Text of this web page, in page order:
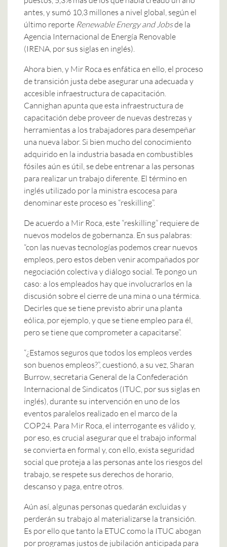
antes, y sumó 10,3 millones a nivel global, según el
último reporte Renewable Energy and Jobsde la
Agencia Internacional de Energía Renovable
(IRENA, por sus siglas en inglés).
Ahora bien, y Mir Roca es enfática en ello, el proceso
de transición justa debe asegurar una adecuada y
accesible infraestructura de capacitación.
Cannighan apunta que esta infraestructura de
capacitación debe proveer de nuevas destrezas y
herramientas a los trabajadores para desempeñar
una nueva labor. Si bien mucho del conocimiento
adquirido en la industria basada en combustibles
fósiles aún es útil, se debe entrenar a las personas
para realizar un trabajo diferente. El término en
inglés utilizado por la ministra escocesa para
denominar este proceso es “reskilling”.
De acuerdo a Mir Roca, este “reskilling” requiere de
nuevos modelos de gobernanza. En sus palabras:
“con las nuevas tecnologías podemos crear nuevos
empleos, pero estos deben venir acompañados por
negociación colectiva y diálogo social. Te pongo un
caso: a los empleados hay que involucrarlos en la
discusión sobre el cierre de una mina o una térmica.
Decirles que se tiene previsto abrir una planta
eólica, por ejemplo, y que se tiene empleo para él,
pero se tiene que comprometer a capacitarse”.
“¿Estamos seguros que todos los empleos verdes
son buenos empleos?”, cuestionó, a su vez, Sharan
Burrow, secretaria General de la Confederación
Internacional de Sindicatos (ITUC, por sus siglas en
inglés), durante su intervención en uno de los
eventos paralelos realizado en el marco de la
COP24. Para Mir Roca, el interrogante es válido y,
por eso, es crucial asegurar que el trabajo informal
se convierta en formal y, con ello, exista seguridad
social que proteja a las personas ante los riesgos del
trabajo, se respete sus derechos de horario,
descanso y paga, entre otros.
Aún así, algunas personas quedarán excluidas y
perderán su trabajo al materializarse la transición.
Es por ello que tanto la ETUC como la ITUC abogan
por programas justos de jubilación anticipada para